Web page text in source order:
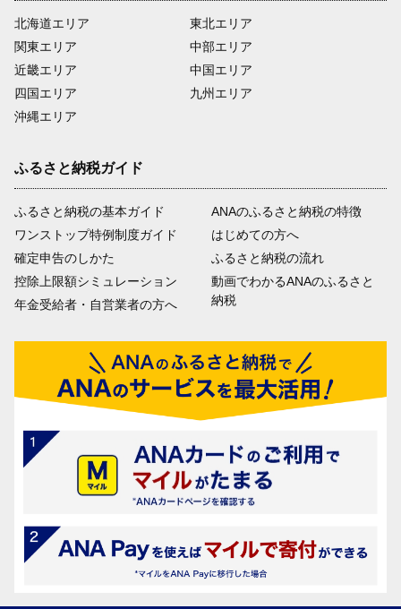
北海道エリア
関東エリア
近畿エリア
四国エリア
沖縄エリア
東北エリア
中部エリア
中国エリア
九州エリア
ふるさと納税ガイド
ふるさと納税の基本ガイド
ワンストップ特例制度ガイド
確定申告のしかた
控除上限額シミュレーション
年金受給者・自営業者の方へ
ANAのふるさと納税の特徴
はじめての方へ
ふるさと納税の流れ
動画でわかるANAのふるさと
納税